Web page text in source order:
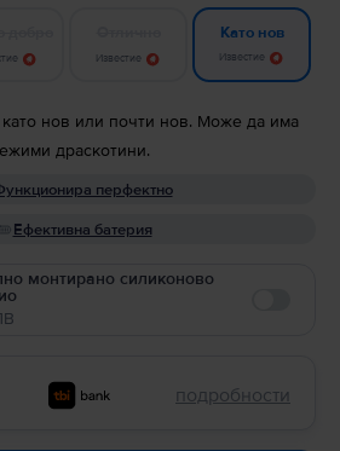
Известие
Като нов
Известие
нов или почти нов. Може да има
драскотини.
перфектно
Ефективна батерия
монтирано силиконово
подробности